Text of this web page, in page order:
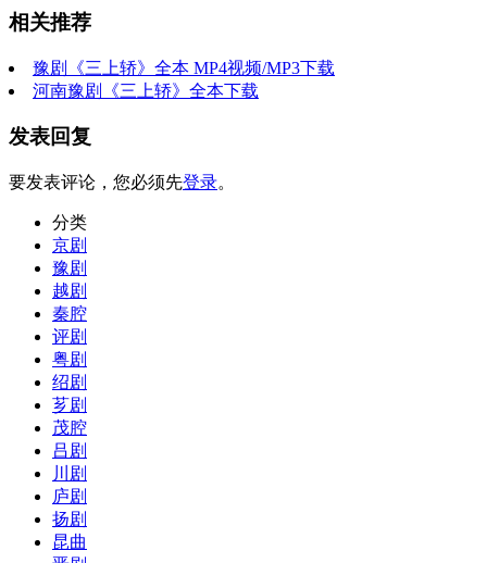
相关推荐
豫剧《三上轿》全本 MP4视频/MP3下载
河南豫剧《三上轿》全本下载
发表回复
要发表评论，您必须先登录。
分类
京剧
豫剧
越剧
秦腔
评剧
粤剧
绍剧
芗剧
茂腔
吕剧
川剧
庐剧
扬剧
昆曲